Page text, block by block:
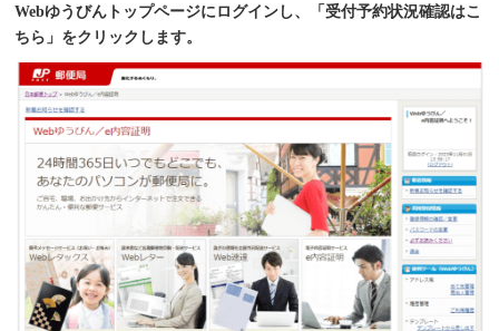
Webゆうびんトップページにログインし、「受付予約状況確認はこ
ちら」をクリックします。